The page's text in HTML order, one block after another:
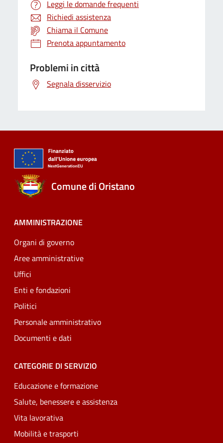
Leggi le domande frequenti
Richiedi assistenza
Chiama il Comune
Prenota appuntamento
Problemi in città
Segnala disservizio
Comune di Oristano
AMMINISTRAZIONE
Organi di governo
Aree amministrative
Uffici
Enti e fondazioni
Politici
Personale amministrativo
Documenti e dati
CATEGORIE DI SERVIZIO
Educazione e formazione
Salute, benessere e assistenza
Vita lavorativa
Mobilità e trasporti